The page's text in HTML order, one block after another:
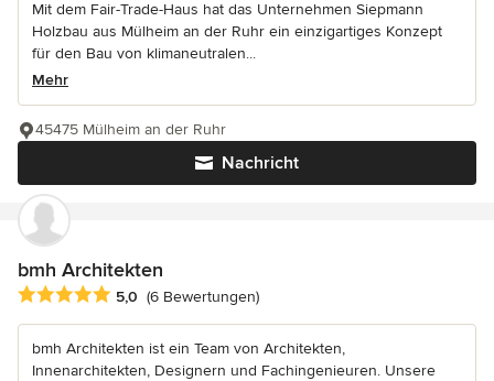
Mit dem Fair-Trade-Haus hat das Unternehmen Siepmann
Holzbau aus Mülheim an der Ruhr ein einzigartiges Konzept
für den Bau von klimaneutralen...
Mehr
Nachricht
45475 Mülheim an der Ruhr
bmh Architekten
Durchschnittliche Bewertung: 5 von 5 Sternen
5,0 (6 Bewertungen)
bmh Architekten ist ein Team von Architekten,
Innenarchitekten, Designern und Fachingenieuren. Unsere